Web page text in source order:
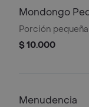
Mondongo
Porción
$ 10.000
Menudencia